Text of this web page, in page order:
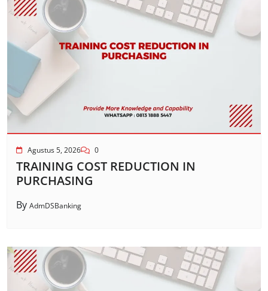
Agustus 5, 2026 0
TRAINING COST REDUCTION IN
PURCHASING
By AdmDSBanking